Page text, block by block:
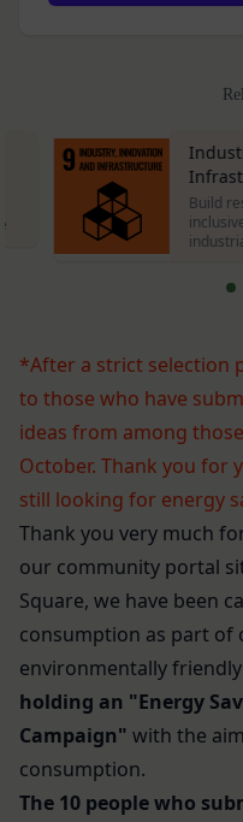
Build
*After a strict selection
to those who have
ideas from among
October. Thank you for
still looking for energy
Thank you very much
our community portal
Square, we have been
consumption as part of
environmentally
holding an "Energy
Campaign" with the
consumption.
The 10 people who
当社が各サービスに
お客様が、端末また
を利用する場合、当
レスを取得する場合
客様が端末に関連付
号、国、およびユー
位置情報
お客様が、端末また
を利用し、そこで位
場合、当社は、お客
あります。通常はお
より無効にすること
には当社のサービス
ことがあります。
お客様のアクション
お客様が、当社のサ
に提供した情報およ
る第三者サービス提
当社は取得・保管す
ービスご利用状況、
報も取得することがあ
外部サービスとの連
スを利用されている
本規約の内容の全て
ス所定の手続きに従
れを承認した特定の
「登録希望者」
第4条に規定する方
本サービスの利用登
登録希望者及び利用
が定める情報、本サ
断して登録を求めた
利用者自身が追加、
いいます。
「アカウント」
各会員が保有する、
の総体をいいます。
「パスワード」
別するために用いら
「提携パートナー」
当社との間で締結す